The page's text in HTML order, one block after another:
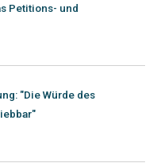
Petitions- und
"Die Würde des